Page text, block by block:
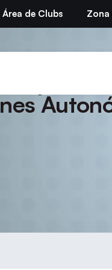
Área de Clubs